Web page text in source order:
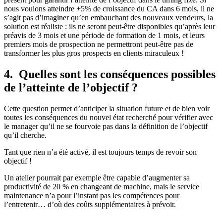
nous voulons atteindre +5% de croissance du CA dans 6 mois, il ne
s’agit pas d’imaginer qu’en embauchant des nouveaux vendeurs, la
solution est réaliste : ils ne seront peut-être disponibles qu’après leur
préavis de 3 mois et une période de formation de 1 mois, et leurs
premiers mois de prospection ne permettront peut-être pas de
transformer les plus gros prospects en clients miraculeux !
4. Quelles sont les conséquences possibles
de l’atteinte de l’objectif ?
Cette question permet d’anticiper la situation future et de bien voir
toutes les conséquences du nouvel état recherché pour vérifier avec
le manager qu’il ne se fourvoie pas dans la définition de l’objectif
qu’il cherche.
Tant que rien n’a été activé, il est toujours temps de revoir son
objectif !
Un atelier pourrait par exemple être capable d’augmenter sa
productivité de 20 % en changeant de machine, mais le service
maintenance n’a pour l’instant pas les compétences pour
l’entretenir… d’où des coûts supplémentaires à prévoir.